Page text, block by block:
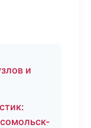
и